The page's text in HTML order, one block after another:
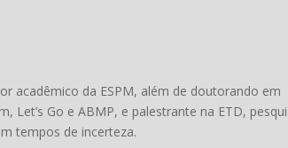
acadêmico da ESPM, além de doutorando em
Go e ABMP, e palestrante na ETD,
tempos de incerteza.